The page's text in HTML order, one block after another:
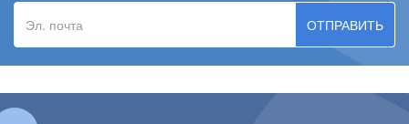
Эл.
почта